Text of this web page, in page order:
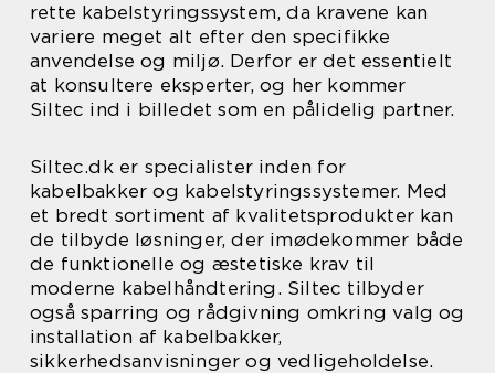
rette kabelstyringssystem, da kravene kan
variere meget alt efter den specifikke
anvendelse og miljø. Derfor er det essentielt
at konsultere eksperter, og her kommer
Siltec ind i billedet som en pålidelig partner.
Siltec.dk er specialister inden for
kabelbakker og kabelstyringssystemer. Med
et bredt sortiment af kvalitetsprodukter kan
de tilbyde løsninger, der imødekommer både
de funktionelle og æstetiske krav til
moderne kabelhåndtering. Siltec tilbyder
også sparring og rådgivning omkring valg og
installation af kabelbakker,
sikkerhedsanvisninger og vedligeholdelse.